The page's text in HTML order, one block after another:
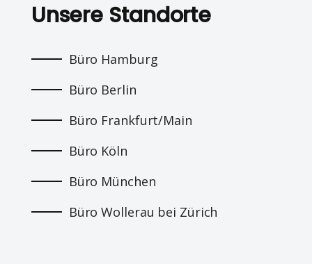
Unsere Standorte
Büro Hamburg
Büro Berlin
Büro Frankfurt/Main
Büro Köln
Büro München
Büro Wollerau bei Zürich